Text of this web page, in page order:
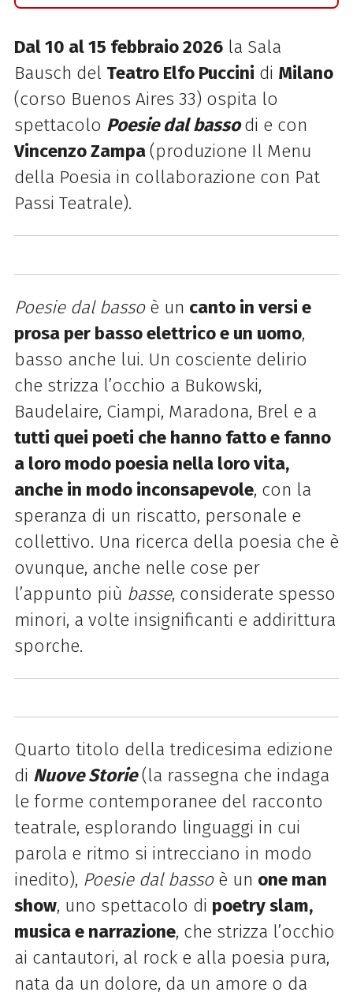
Dal 10 al 15 febbraio 2026la Sala
Bausch del Teatro Elfo Puccini di Milano
(corso Buenos Aires 33) ospita lo
spettacolo Poesie dal bassodi e con
Vincenzo Zampa(produzione Il Menu
della Poesia in collaborazione con Pat
Passi Teatrale).
Poesie dal bassoè un canto in versi e
prosa per basso elettrico e un uomo,
basso anche lui. Un cosciente delirio
che strizza l’occhio a Bukowski,
Baudelaire, Ciampi, Maradona, Brel e a
tutti quei poeti che hanno fatto e fanno
a loro modo poesia nella loro vita,
anche in modo inconsapevole, con la
speranza di un riscatto, personale e
collettivo. Una ricerca della poesia che è
ovunque, anche nelle cose per
l’appunto più basse, considerate spesso
minori, a volte insignificanti e addirittura
sporche.
Quarto titolo della tredicesima edizione
di Nuove Storie(la rassegna che indaga
le forme contemporanee del racconto
teatrale, esplorando linguaggi in cui
parola e ritmo si intrecciano in modo
inedito), Poesie dal bassoè un one man
show, uno spettacolo di poetry slam,
musica e narrazione, che strizza l’occhio
ai cantautori, al rock e alla poesia pura,
nata da un dolore, da un amore o da